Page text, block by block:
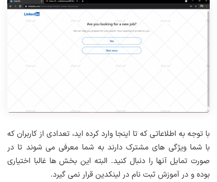
با توجه به اطلاعاتی که تا اینجا وارد کرده اید، تعدادی از کاربران که
با شما ویژگی های مشترک دارند به شما معرفی می شوند تا در
صورت تمایل آنها را دنبال کنید. البته این بخش ها غالبا اختیاری
بوده و در آموزش ثبت نام در لینکدین قرار نمی گیرد.